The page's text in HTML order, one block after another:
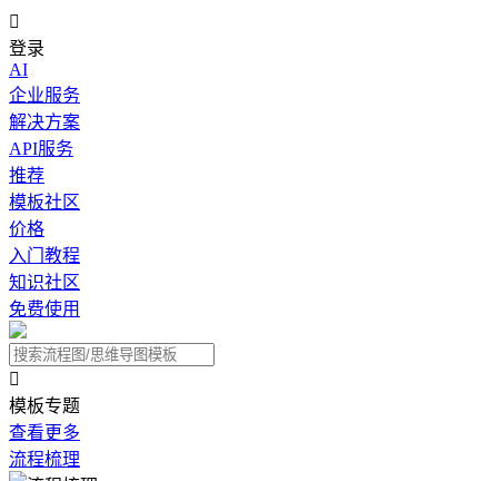

登录
AI
企业服务
解决方案
API服务
推荐
模板社区
价格
入门教程
知识社区
免费使用

模板专题
查看更多
流程梳理